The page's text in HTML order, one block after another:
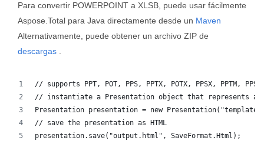
Para convertir POWERPOINT a XLSB, puede usar fácilmente
Aspose.Total para Java directamente desde un Maven
Alternativamente, puede obtener un archivo ZIP de
descargas
// supports PPT, POT, PPS, PPTX, POTX, PPSX, PPTM,
// instantiate a Presentation object that represents a
Presentation presentation = new
// save the presentation as HTML
presentation.save("output.html", SaveFormat.Html);